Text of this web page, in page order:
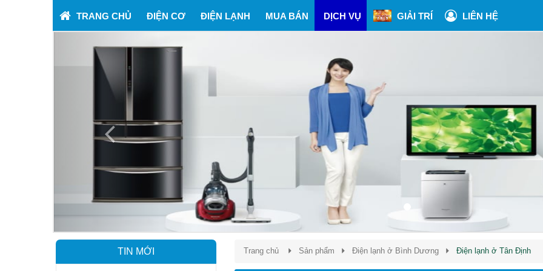
TRANG CHỦ ĐIỆN CƠ ĐIỆN LẠNH MUA BÁN DỊCH VỤ GIẢI TRÍ LIÊN HỆ
Trang chủ Sản phẩm Điện lạnh ở Bình Dương Điện lạnh ở Tân Định
TIN MỚI